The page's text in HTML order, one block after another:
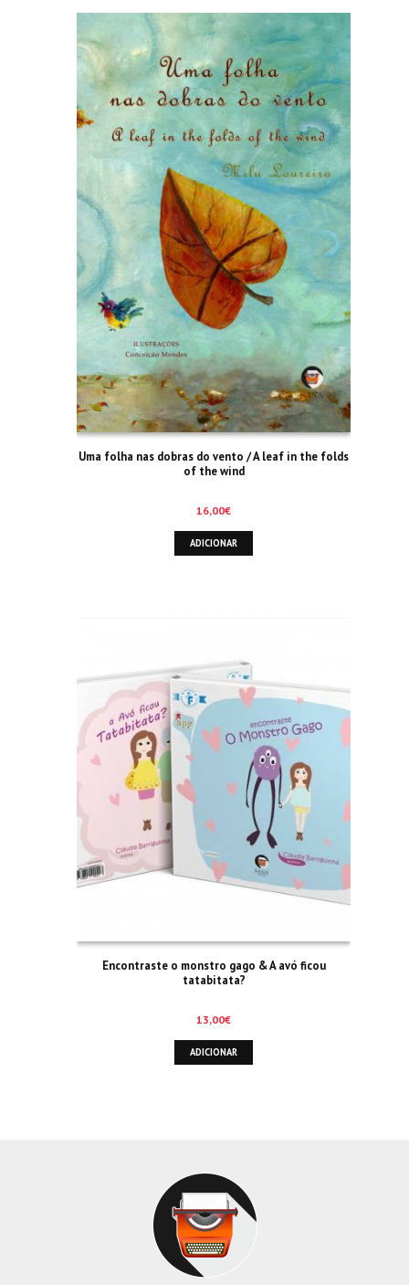
Uma folha nas dobras do vento / A leaf in the folds
of the wind
16,00€
ADICIONAR
Encontraste o monstro gago & A avó ficou
tatabitata?
13,00€
ADICIONAR